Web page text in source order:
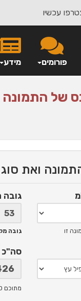
עכשיו
מידע פורומים
של התמונה
ואת
זו
גובה
גובה
סה"כ
מתוכם 100 ש"ח תמלוגים ליוצר